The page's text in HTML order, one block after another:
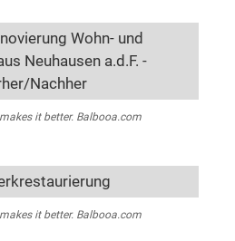
Wohn- und
Neuhausen a.d.F. -
Nachher
it better. Balbooa.com
it better. Balbooa.com